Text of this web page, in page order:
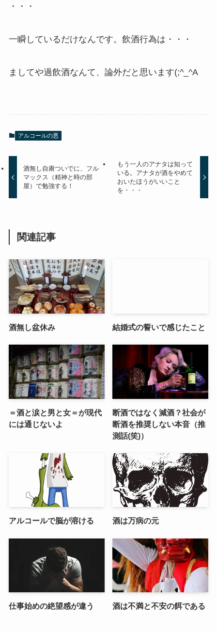
・・・
一瞬しているだけなんです。飲酒行為は・・・
ましてや過飲酒なんて、論外だと思います(;^_^A
アルコールの悪
酒無し自粛ついでに、フル
マックス（精神と時の部
屋）で勉強する！
もう一人のアナタは知って
いる。アナタが酒をやめて
おいたほうがいいこと
を・・・
関連記事
酒無し盆休み 結婚式の誓いで感じたこと
＝酒と涙と男と女＝が現代
には通じないよ
断酒ではなく減酒？社会が
断酒を推奨しない本音（推
測話(笑)）
アルコールで脳が溶ける 酒は万病の元
仕事始めの絶望感が違う 酒は不満と不安の餌である